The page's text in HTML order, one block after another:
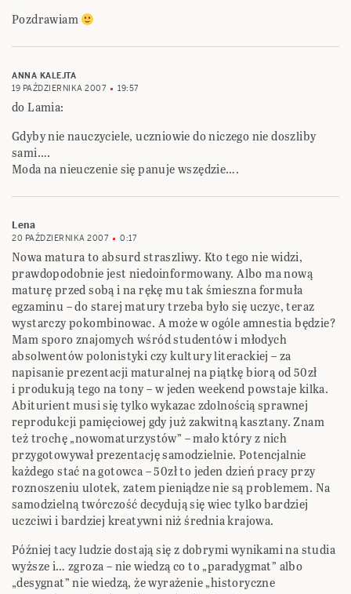
Pozdrawiam
ANNA KALEJTA
19 PAŹDZIERNIKA 2007
19:57
do Lamia:
Gdyby nie nauczyciele, uczniowie do niczego nie doszliby
sami….
Moda na nieuczenie się panuje wszędzie….
Lena
20 PAŹDZIERNIKA 2007 0:17
Nowa matura to absurd straszliwy. Kto tego nie widzi,
prawdopodobnie jest niedoinformowany. Albo ma nową
maturę przed sobą i na rękę mu tak śmieszna formuła
egzaminu – do starej matury trzeba było się uczyc, teraz
wystarczy pokombinowac. A może w ogóle amnestia będzie?
Mam sporo znajomych wśród studentów i młodych
absolwentów polonistyki czy kultury literackiej – za
napisanie prezentacji maturalnej na piątkę biorą od 50zł
i produkują tego na tony – w jeden weekend powstaje kilka.
Abiturient musi się tylko wykazac zdolnością sprawnej
reprodukcji pamięciowej gdy już zakwitną kasztany. Znam
też trochę „nowomaturzystów” – mało który z nich
przygotowywał prezentację samodzielnie. Potencjalnie
każdego stać na gotowca – 50zł to jeden dzień pracy przy
roznoszeniu ulotek, zatem pieniądze nie są problemem. Na
samodzielną twórczość decydują się wiec tylko bardziej
uczciwi i bardziej kreatywni niż średnia krajowa.
Później tacy ludzie dostają się z dobrymi wynikami na studia
wyższe i… zgroza – nie wiedzą co to „paradygmat” albo
„desygnat” nie wiedzą, że wyrażenie „historyczne